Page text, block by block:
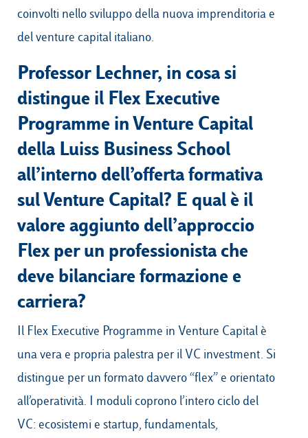
coinvolti nello sviluppo della nuova imprenditoria e
del venture capital italiano.
Professor Lechner, in cosa si
distingue il Flex Executive
Programme in Venture Capital
della Luiss Business School
all’interno dell’offerta formativa
sul Venture Capital? E qual è il
valore aggiunto dell’approccio
Flex per un professionista che
deve bilanciare formazione e
carriera?
Il Flex Executive Programme in Venture Capital è
una vera e propria palestra per il VC investment. Si
distingue per un formato davvero “flex” e orientato
all’operatività. I moduli coprono l’intero ciclo del
VC: ecosistemi e startup, fundamentals,